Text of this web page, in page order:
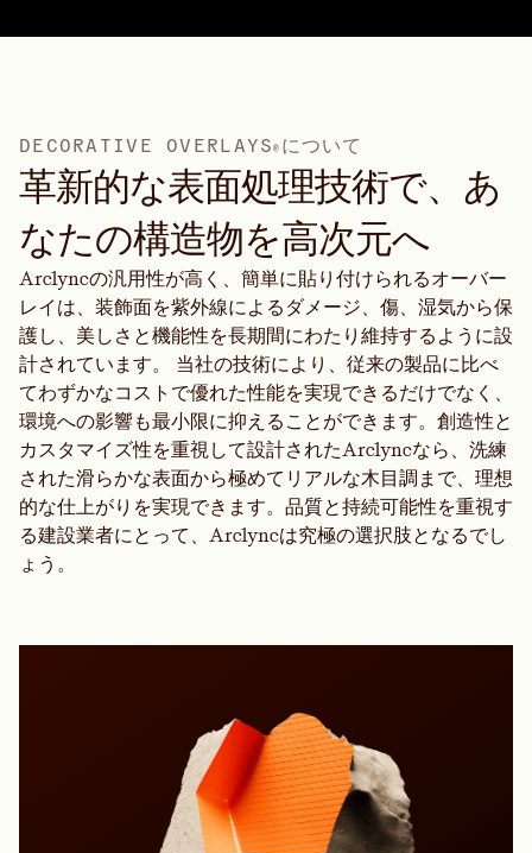
DE CORA TIV E OV ERL AYS® について
革新的な表面処理技術で、あ
なたの構造物を高次元へ
Arclyncの汎用性が高く、簡単に貼り付けられるオーバー
レイは、装飾面を紫外線によるダメージ、傷、湿気から保
護し、美しさと機能性を長期間にわたり維持するように設
計されています。 当社の技術により、従来の製品に比べ
てわずかなコストで優れた性能を実現できるだけでなく、
環境への影響も最小限に抑えることができます。創造性と
カスタマイズ性を重視して設計されたArclyncなら、洗練
された滑らかな表面から極めてリアルな木目調まで、理想
的な仕上がりを実現できます。品質と持続可能性を重視す
る建設業者にとって、Arclyncは究極の選択肢となるでし
ょう。